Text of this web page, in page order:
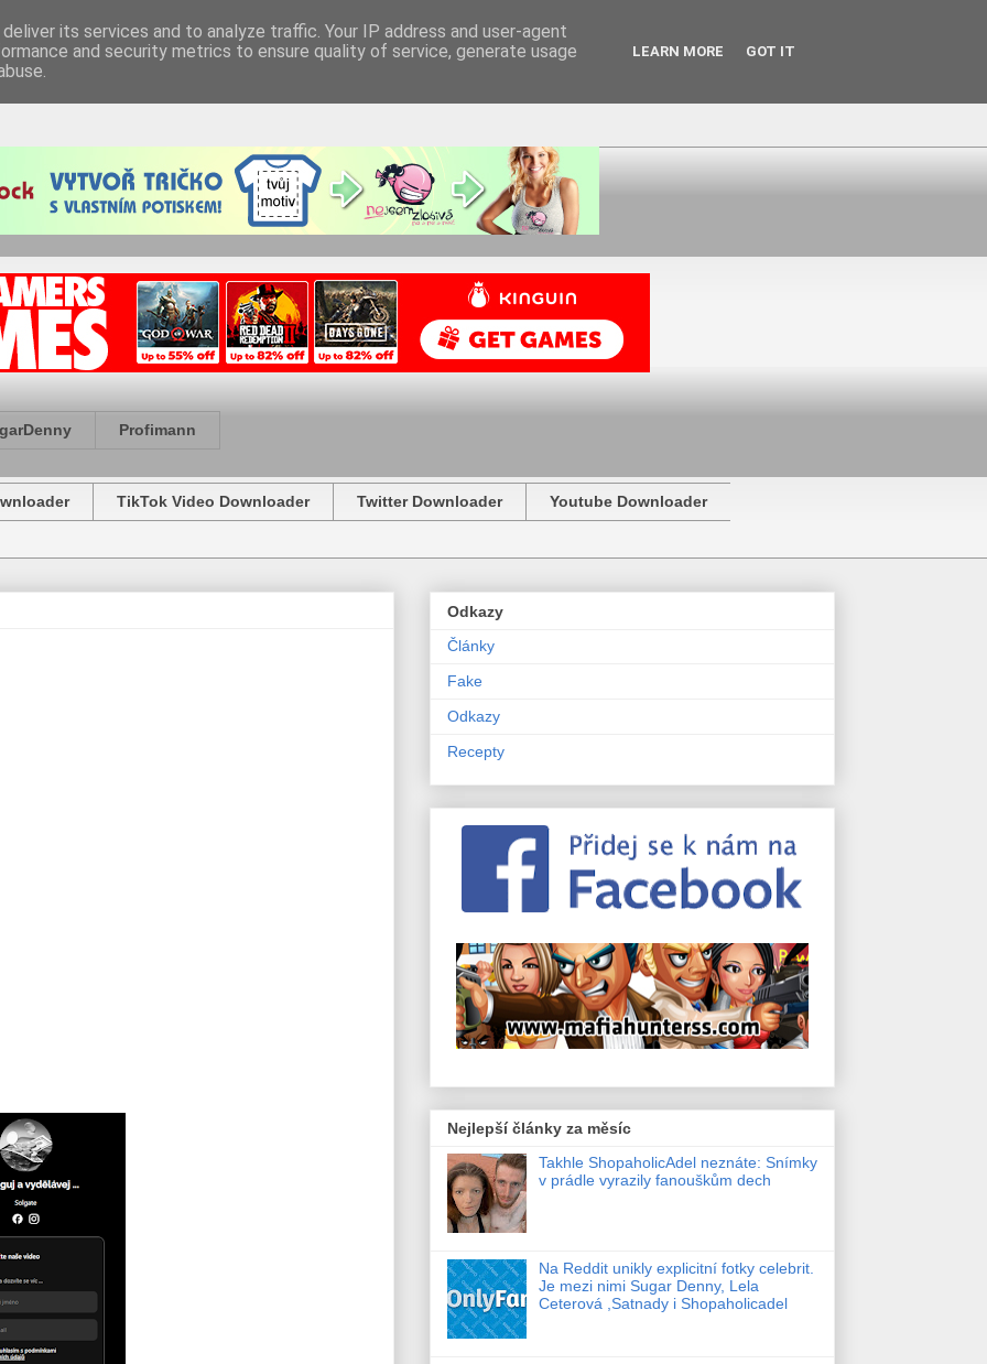
Profimann
TikTok Video Downloader Twitter Downloader Youtube Downloader
Odkazy
Články
Fake
Odkazy
Recepty
Nejlepší články za měsíc
Takhle ShopaholicAdel neznáte: Snímky
v prádle vyrazily fanouškům dech
Na Reddit unikly explicitní fotky celebrit.
Je mezi nimi Sugar Denny, Lela
Ceterová ,Satnady i Shopaholicadel
its services and to analyze traffic. Your IP address and user-agent
and security metrics to ensure quality of service, generate usage
LEARN MORE GOT IT